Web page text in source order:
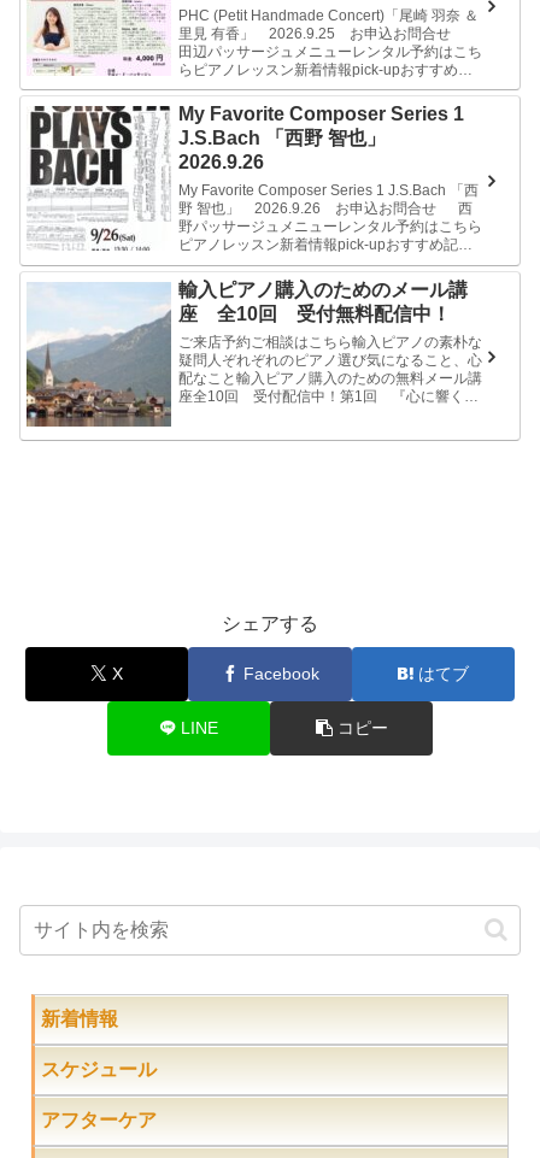
PHC (Petit Handmade Concert)「尾崎 羽奈 ＆
里見 有香」 2026.9.25 お申込お問合せ
田辺パッサージュメニューレンタル予約はこち
らピアノレッスン新着情報pick-upおすすめ記
事イベント情報ブログ
My Favorite Composer Series 1
J.S.Bach 「西野 智也」
2026.9.26
My Favorite Composer Series 1 J.S.Bach 「西
野 智也」 2026.9.26 お申込お問合せ 西
野パッサージュメニューレンタル予約はこちら
ピアノレッスン新着情報pick-upおすすめ記事
イベント情報ブ...
輸入ピアノ購入のためのメール講
座 全10回 受付無料配信中！
ご来店予約ご相談はこちら輸入ピアノの素朴な
疑問人ぞれぞれのピアノ選び気になること、心
配なこと輸入ピアノ購入のための無料メール講
座全10回 受付配信中！第1回 『心に響くい
シェアする
X Facebook はてブ
LINE コピー
新着情報
スケジュール
アフターケア